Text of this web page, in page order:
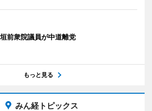
前衆院議員が中道離党
もっと見る
みん経トピックス